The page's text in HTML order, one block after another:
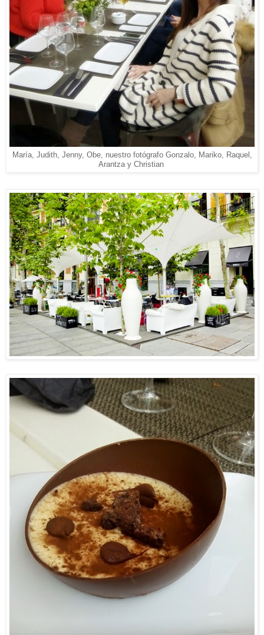
María, Judith, Jenny, Obe, nuestro fotógrafo Gonzalo, Mariko, Raquel,
Arantza y Christian